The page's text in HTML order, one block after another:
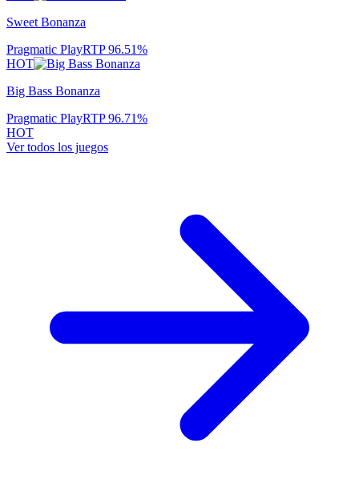
Sweet Bonanza
Pragmatic PlayRTP96.51%
HOT
Big Bass Bonanza
Pragmatic PlayRTP96.71%
HOT
Ver todos los juegos